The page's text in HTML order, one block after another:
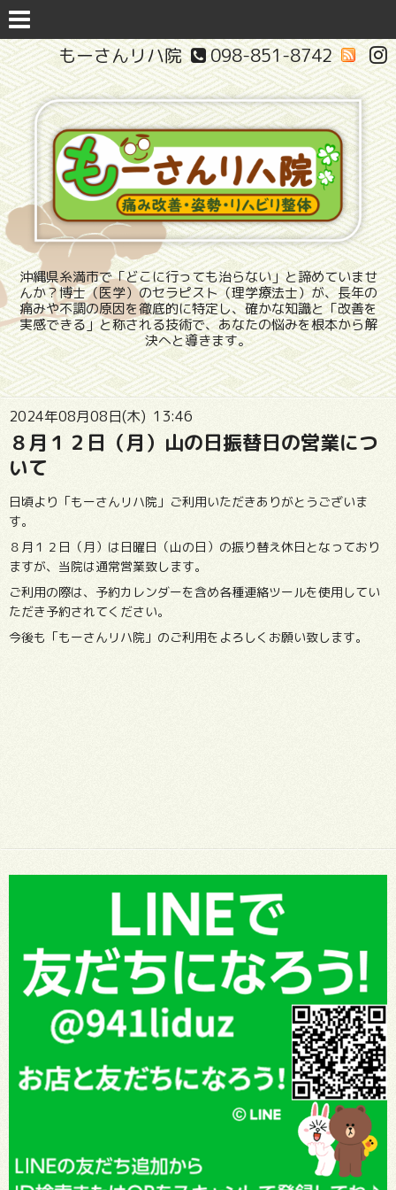
098-851-8742
もーさんリハ院
沖縄県糸満市で「どこに行っても治らない」と諦めていませ
んか？博士（医学）のセラピスト（理学療法士）が、長年の
痛みや不調の原因を徹底的に特定し、確かな知識と「改善を
実感できる」と称される技術で、あなたの悩みを根本から解
決へと導きます。
2024年08月08日(木) 13:46
８月１２日（月）山の日振替日の営業につ
いて
日頃より「もーさんリハ院」ご利用いただきありがとうございま
す。
８月１２日（月）は日曜日（山の日）の振り替え休日となっており
ますが、当院は通常営業致します。
ご利用の際は、予約カレンダーを含め各種連絡ツールを使用してい
ただき予約されてください。
今後も「もーさんリハ院」のご利用をよろしくお願い致します。